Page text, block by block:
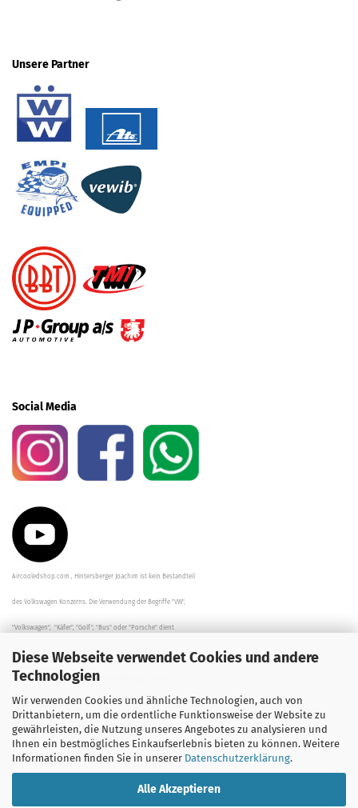
Diese Webseite verwendet Cookies und andere
Technologien
Wir verwenden Cookies und ähnliche Technologien, auch von
Drittanbietern, um die ordentliche Funktionsweise der Website zu
gewährleisten, die Nutzung unseres Angebotes zu analysieren und
Ihnen ein bestmögliches Einkaufserlebnis bieten zu können. Weitere
Informationen finden Sie in unserer Datenschutzerklärung.
Alle Akzeptieren
Unsere Partner
Social Media
Aircooledshop.com , Hintersberger Joachim ist kein Bestandteil
des Volkswagen Konzerns. Die Verwendung der Begriffe "VW",
"Volkswagen", "Käfer", "Golf", "Bus" oder "Porsche" dient
der Beschreibung der Teile und stellt in keinem Fall eine direkte
Verbindung zu dem Unternehmen "Volkswagen" her/da.
Die Beschreibungen, Zeichnungen und Angaben zur
Verwendung sind sorgfältig überprüft worden.